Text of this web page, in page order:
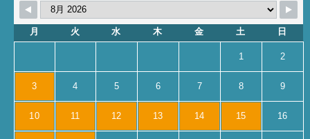
月 火 水 木 金 土 日
1 2
3 4 5 6 7 8 9
10 11 12 13 14 15 16